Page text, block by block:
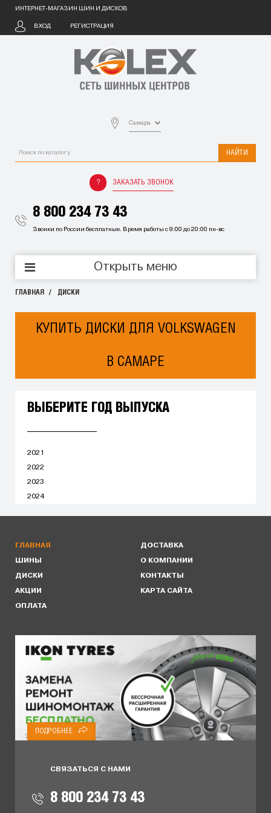
ИНТЕРНЕТ-МАГАЗИН ШИН И ДИСКОВ
ВХОД РЕГИСТРАЦИЯ
Самара
НАЙТИ
ЗАКАЗАТЬ ЗВОНОК
8 800 234 73 43
Звонки по России бесплатные. Время работы с 9:00 до 20:00 пн-вс
Открыть меню
ГЛАВНАЯ ДИСКИ
КУПИТЬ ДИСКИ ДЛЯ VOLKSWAGEN
В САМАРЕ
ВЫБЕРИТЕ ГОД ВЫПУСКА
2021
2022
2023
2024
ГЛАВНАЯ
ШИНЫ
ДИСКИ
АКЦИИ
ОПЛАТА
ДОСТАВКА
О КОМПАНИИ
КОНТАКТЫ
КАРТА САЙТА
ПОДРОБНЕЕ
СВЯЗАТЬСЯ С НАМИ
8 800 234 73 43